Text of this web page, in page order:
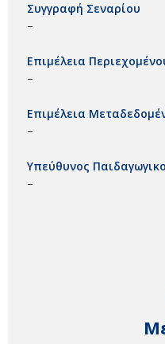
Συγγραφή Σεναρίου
–
Επιμέλεια
–
Επιμέλεια
–
Υπεύθυνος
–